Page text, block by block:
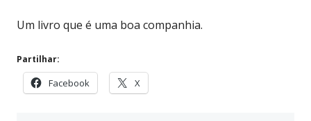
Um livro que é uma boa companhia.
Partilhar:
Facebook X